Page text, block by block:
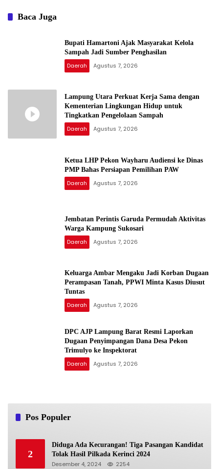
Baca Juga
Bupati Hamartoni Ajak Masyarakat Kelola
Sampah Jadi Sumber Penghasilan
Daerah Agustus 7, 2026
Lampung Utara Perkuat Kerja Sama dengan
Kementerian Lingkungan Hidup untuk
Tingkatkan Pengelolaan Sampah
Daerah Agustus 7, 2026
Ketua LHP Pekon Wayharu Audiensi ke Dinas
PMP Bahas Persiapan Pemilihan PAW
Daerah Agustus 7, 2026
Jembatan Perintis Garuda Permudah Aktivitas
Warga Kampung Sukosari
Daerah Agustus 7, 2026
Keluarga Ambar Mengaku Jadi Korban Dugaan
Perampasan Tanah, PPWI Minta Kasus Diusut
Tuntas
Daerah Agustus 7, 2026
DPC AJP Lampung Barat Resmi Laporkan
Dugaan Penyimpangan Dana Desa Pekon
Trimulyo ke Inspektorat
Daerah Agustus 7, 2026
Pos Populer
2
Diduga Ada Kecurangan! Tiga Pasangan Kandidat
Tolak Hasil Pilkada Kerinci 2024
Desember 4, 2024 2254